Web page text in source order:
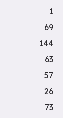
1
69
144
63
57
26
73